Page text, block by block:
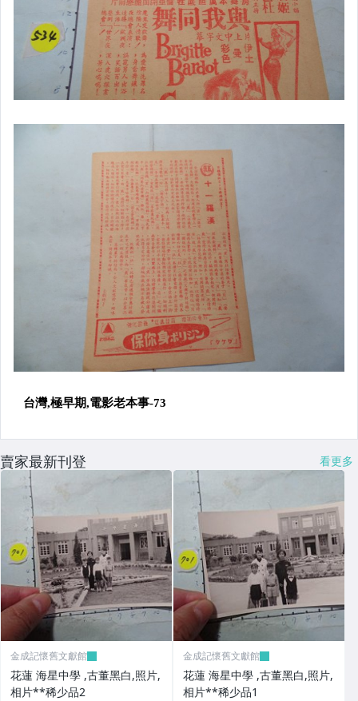
賣家最新刊登 看更多
金成記懷舊文獻館
花蓮 海星中學 ,古董黑白,照片,
相片**稀少品2
金成記懷舊文獻館
花蓮 海星中學 ,古董黑白,照片,
相片**稀少品1